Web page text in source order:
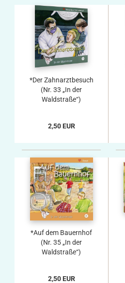
*Der Zahnarztbesuch
(Nr. 33 „In der
Waldstraße“)
2,50 EUR
*Auf dem Bauernhof
(Nr. 35 „In der
Waldstraße“)
2,50 EUR